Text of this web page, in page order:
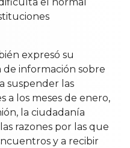
expresó su
información sobre
suspender las
a los meses de enero,
la ciudadanía
razones por las que
y a recibir